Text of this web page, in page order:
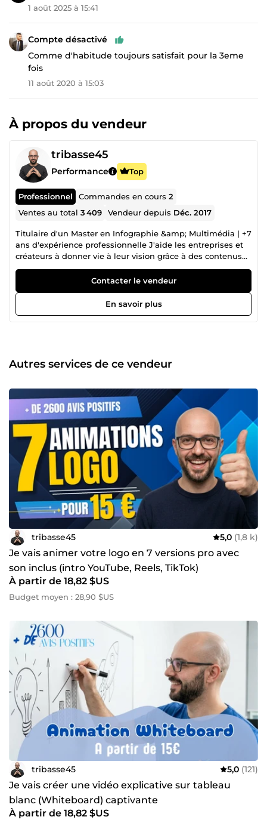
1 août 2025 à 15:41
Compte désactivé
Comme d'habitude toujours satisfait pour la 3eme
fois
11 août 2020 à 15:03
À propos du vendeur
tribasse45
Performance Top
Professionnel Commandes en cours2
Ventes au total3 409 Vendeur depuis Déc. 2017
Titulaire d'un Master en Infographie &amp; Multimédia | +7
ans d'expérience professionnelle J'aide les entreprises et
créateurs à donner vie à leur vision grâce à des contenus
visuels de qualité et des solutions digitales stratégiques.
Mes expertises : 🎬 Production Vidéo — Animations de logo,
motion design, montage vidéo 🎨 Design Graphique —
Branding, supports print, identité visuelle 🌐 Conception
Web — Sites modernes, responsive et pensés pour
une compréhension approfondie de ce qui rend un visuel
vraiment efficace — et de ce qui fait qu'un site se
à des prix justes, sans compromis sur la qualité. Vous avez
un projet en tête ? Parlons-en. Je suis là pour répondre à
vos questions et vous aider à vous démarquer.
Contacter le vendeur
En savoir plus
Autres services de ce vendeur
tribasse45 5,0 (1,8 k)
Je vais animer votre logo en 7 versions pro avec
son inclus (intro YouTube, Reels, TikTok)
À partir de 18,82 $US
Budget moyen : 28,90 $US
tribasse45 5,0 (121)
Je vais créer une vidéo explicative sur tableau
blanc (Whiteboard) captivante
À partir de 18,82 $US